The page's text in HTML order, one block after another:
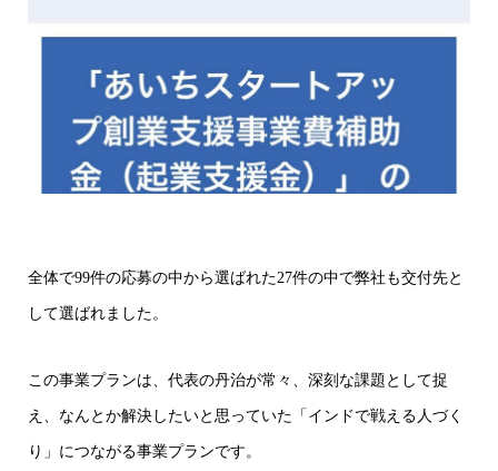
全体で99件の応募の中から選ばれた27件の中で弊社も交付先と
して選ばれました。
この事業プランは、代表の丹治が常々、深刻な課題として捉
え、なんとか解決したいと思っていた「インドで戦える人づく
り」につながる事業プランです。